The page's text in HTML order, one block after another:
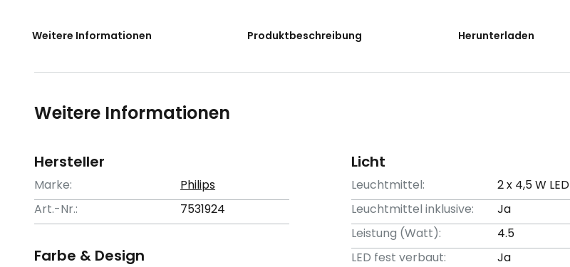
Weitere Informationen Produktbeschreibung Herunterladen
Weitere Informationen
Hersteller
Marke:
Philips
Art.-Nr.:
7531924
Farbe & Design
Licht
Leuchtmittel:
2 x 4,5 W LED
Leuchtmittel inklusive:
Ja
Leistung (Watt):
4.5
LED fest verbaut:
Ja